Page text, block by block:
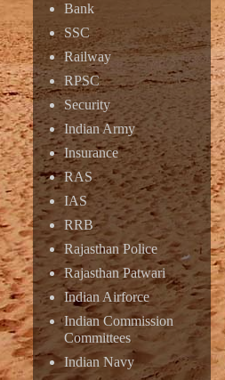
Bank
SSC
Railway
RPSC
Security
Indian Army
Insurance
RAS
IAS
RRB
Rajasthan Police
Rajasthan Patwari
Indian Airforce
Indian Commission
Committees
Indian Navy